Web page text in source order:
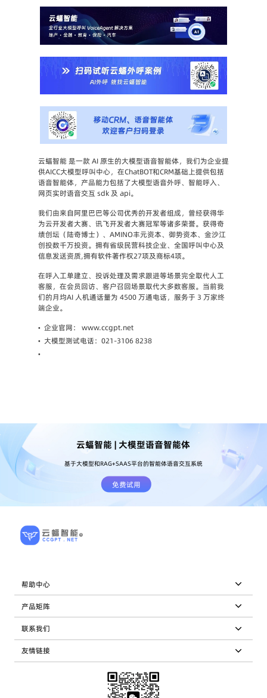
云蝠智能 是一款 AI 原生的大模型语音智能体，我们为企业提
供AICC大模型呼叫中心，在ChatBOT和CRM基础上提供包括
语音智能体，产品能力包括了大模型语音外呼、智能呼入、
网页实时语音交互 sdk 及 api。
我们由来自阿里巴巴等公司优秀的开发者组成，曾经获得华
为云开发者大赛、讯飞开发者大赛冠军等诸多荣誉。获得奇
绩创坛（陆奇博士）、AMINO丰元资本、御势资本、金沙江
创投数千万投资。拥有省级民营科技企业、全国呼叫中心及
信息发送资质,拥有软件著作权27项及商标4项。
在呼入工单建立、投诉处理及需求跟进等场景完全取代人工
客服，在会员回访、客户召回场景取代大多数客服。当前我
们的月均AI 人机通话量为 4500 万通电话，服务于 3 万家终
端企业。
• 企业官网： www.ccgpt.net
• 大模型测试电话：021-3106 8238
•
云蝠智能 | 大模型语音智能体
基于大模型和RAG+SAAS平台的智能体语音交互系统
免费试用
帮助中心
产品矩阵
联系我们
友情链接